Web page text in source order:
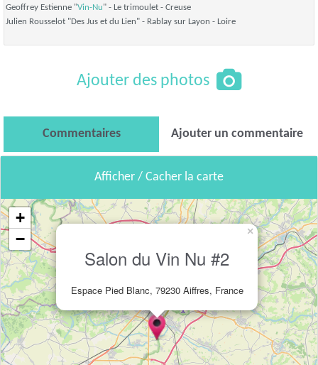
Geoffrey Estienne "Vin-Nu" - Le trimoulet - Creuse
Julien Rousselot "Des Jus et du Lien" - Rablay sur Layon - Loire
Ajouter des photos
Commentaires Ajouter un commentaire
Afficher / Cacher la carte
Salon du Vin Nu #2
Espace Pied Blanc, 79230 Aiffres, France
×
+
−